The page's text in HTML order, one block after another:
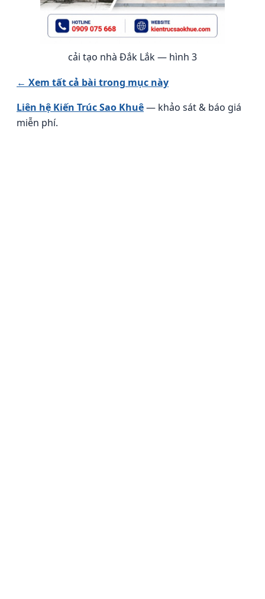
cải tạo nhà Đắk Lắk — hình 3
← Xem tất cả bài trong mục này
Liên hệ Kiến Trúc Sao Khuê— khảo sát & báo giá
miễn phí.